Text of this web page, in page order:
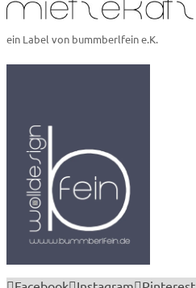
ein Label von bummberlfein e.K.